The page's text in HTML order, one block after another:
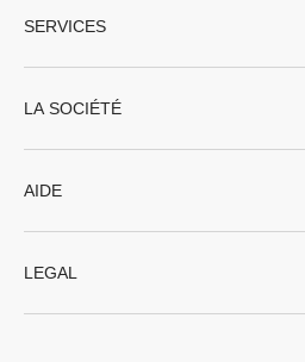
SERVICES
LA SOCIÉTÉ
AIDE
LEGAL